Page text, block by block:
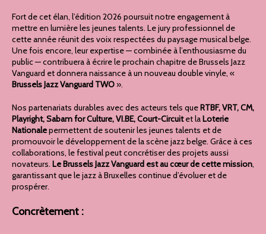
Fort de cet élan, l’édition 2026 poursuit notre engagement à
mettre en lumière les jeunes talents. Le jury professionnel de
cette année réunit des voix respectées du paysage musical belge.
Une fois encore, leur expertise — combinée à l’enthousiasme du
public — contribuera à écrire le prochain chapitre de Brussels Jazz
Vanguard et donnera naissance à un nouveau double vinyle, «
Brussels Jazz Vanguard TWO».
Nos partenariats durables avec des acteurs tels queRTBF, VRT, CM,
Playright, Sabam for Culture, VI.BE, Court-Circuitet laLoterie
Nationalepermettent de soutenir les jeunes talents et de
promouvoir le développement de la scène jazz belge. Grâce à ces
collaborations, le festival peut concrétiser des projets aussi
novateurs. Le Brussels Jazz Vanguard est au cœur de cette mission,
garantissant que le jazz à Bruxelles continue d’évoluer et de
prospérer.
Concrètement :